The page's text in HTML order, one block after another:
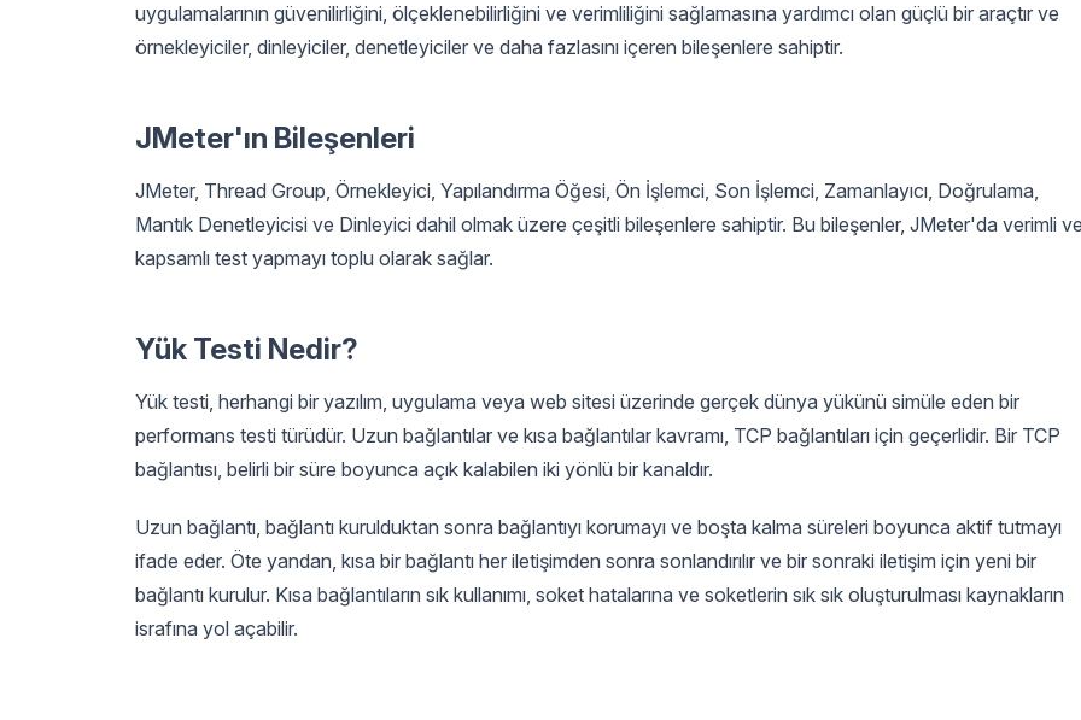
uygulamalarının güvenilirliğini, ölçeklenebilirliğini ve verimliliğini sağlamasına yardımcı olan güçlü bir araçtır ve
örnekleyiciler, dinleyiciler, denetleyiciler ve daha fazlasını içeren bileşenlere sahiptir.
JMeter'ın Bileşenleri
JMeter, Thread Group, Örnekleyici, Yapılandırma Öğesi, Ön İşlemci, Son İşlemci, Zamanlayıcı, Doğrulama,
Mantık Denetleyicisi ve Dinleyici dahil olmak üzere çeşitli bileşenlere sahiptir. Bu bileşenler, JMeter'da verimli
kapsamlı test yapmayı toplu olarak sağlar.
Yük Testi Nedir?
Yük testi, herhangi bir yazılım, uygulama veya web sitesi üzerinde gerçek dünya yükünü simüle eden bir
performans testi türüdür. Uzun bağlantılar ve kısa bağlantılar kavramı, TCP bağlantıları için geçerlidir. Bir TCP
bağlantısı, belirli bir süre boyunca açık kalabilen iki yönlü bir kanaldır.
Uzun bağlantı, bağlantı kurulduktan sonra bağlantıyı korumayı ve boşta kalma süreleri boyunca aktif tutmayı
ifade eder. Öte yandan, kısa bir bağlantı her iletişimden sonra sonlandırılır ve bir sonraki iletişim için yeni bir
bağlantı kurulur. Kısa bağlantıların sık kullanımı, soket hatalarına ve soketlerin sık sık oluşturulması kaynakların
israfına yol açabilir.